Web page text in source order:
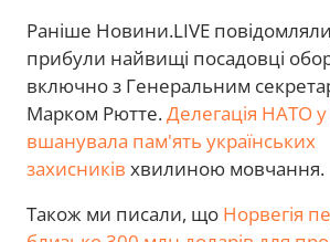
Раніше Новини.LIVE
прибули найвищі посадовці
включно з Генеральним
Марком Рютте.Делегація НАТО у
вшанувала пам'ять українських
захисників хвилиною мовчання.
Також ми писали, що Норвегія